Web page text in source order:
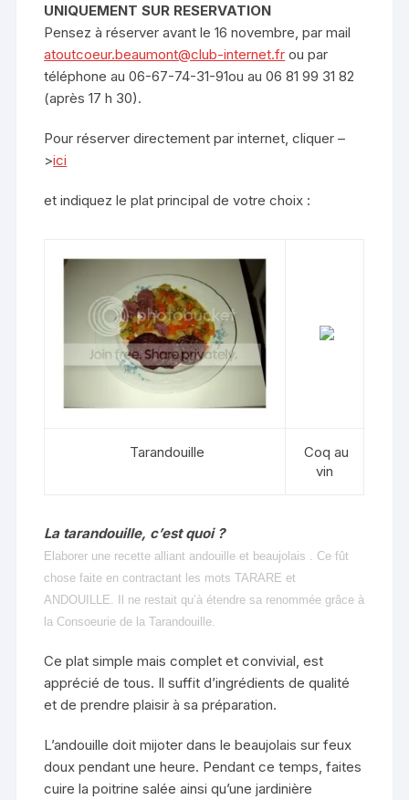
UNIQUEMENT SUR RESERVATION
Pensez à réserver avant le 16 novembre, par mail
atoutcoeur.beaumont@club-internet.fr ou par
téléphone au 06-67-74-31-91ou au 06 81 99 31 82
(après 17 h 30).
Pour réserver directement par internet, cliquer –
>ici
et indiquez le plat principal de votre choix :
Tarandouille
Coq au
vin
La tarandouille, c’est quoi ?
Elaborer une recette alliant andouille et beaujolais . Ce fût
chose faite en contractant les mots TARARE et
ANDOUILLE. Il ne restait qu’à étendre sa renommée grâce à
la Consoeurie de la Tarandouille.
Ce plat simple mais complet et convivial, est
apprécié de tous. Il suffit d’ingrédients de qualité
et de prendre plaisir à sa préparation.
L’andouille doit mijoter dans le beaujolais sur feux
doux pendant une heure. Pendant ce temps, faites
cuire la poitrine salée ainsi qu’une jardinière